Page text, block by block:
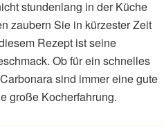
stundenlang in der Küche
zaubern Sie in kürzester Zeit
Rezept ist seine
Ob für ein schnelles
sind immer eine gute
große Kocherfahrung.